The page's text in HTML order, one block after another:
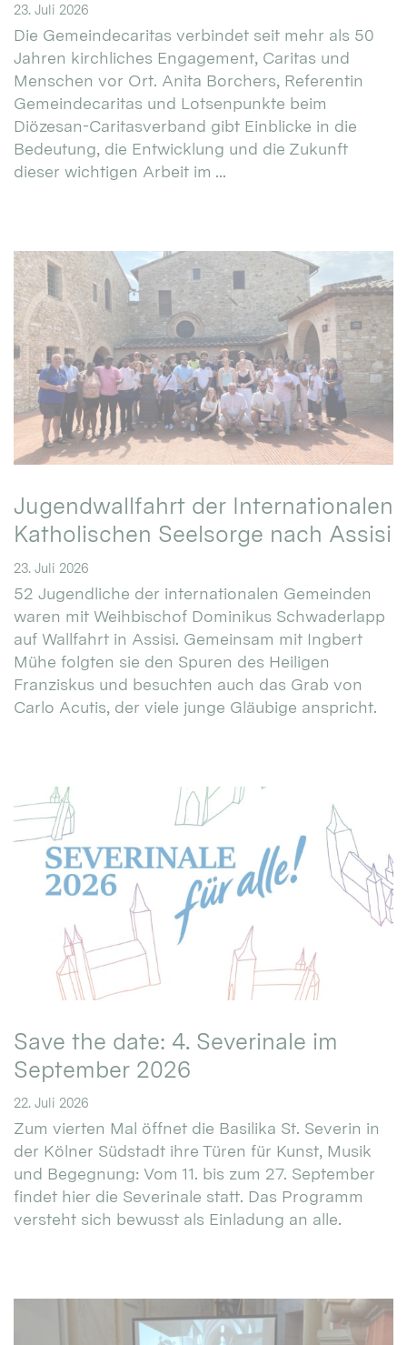
23. Juli 2026
Die Gemeindecaritas verbindet seit mehr als 50
Jahren kirchliches Engagement, Caritas und
Menschen vor Ort. Anita Borchers, Referentin
Gemeindecaritas und Lotsenpunkte beim
Diözesan-Caritasverband gibt Einblicke in die
Bedeutung, die Entwicklung und die Zukunft
dieser wichtigen Arbeit im ...
Jugendwallfahrt der Internationalen
Katholischen Seelsorge nach Assisi
23. Juli 2026
52 Jugendliche der internationalen Gemeinden
waren mit Weihbischof Dominikus Schwaderlapp
auf Wallfahrt in Assisi. Gemeinsam mit Ingbert
Mühe folgten sie den Spuren des Heiligen
Franziskus und besuchten auch das Grab von
Carlo Acutis, der viele junge Gläubige anspricht.
Save the date: 4. Severinale im
September 2026
22. Juli 2026
Zum vierten Mal öffnet die Basilika St. Severin in
der Kölner Südstadt ihre Türen für Kunst, Musik
und Begegnung: Vom 11. bis zum 27. September
findet hier die Severinale statt. Das Programm
versteht sich bewusst als Einladung an alle.